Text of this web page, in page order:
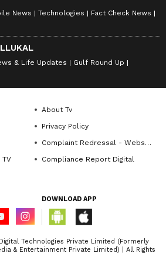
News Technologies
Fact Check News
& Life Updates
Gulf Round Up
About Tv
Privacy Policy
Complaint Redressal - Website
Compliance Report Digital
DOWNLOAD APP
Technologies Private Limited (Formerly
& Entertainment Private Limited) | All Rights